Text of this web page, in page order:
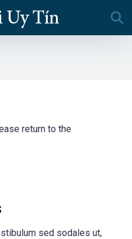
return to the
sed sodales ut,